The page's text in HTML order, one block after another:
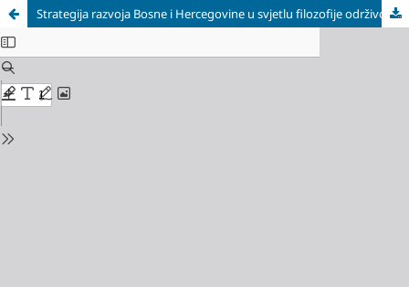
Strategija razvoja Bosne i Hercegovine u svjetlu filozofije održivog razvoja